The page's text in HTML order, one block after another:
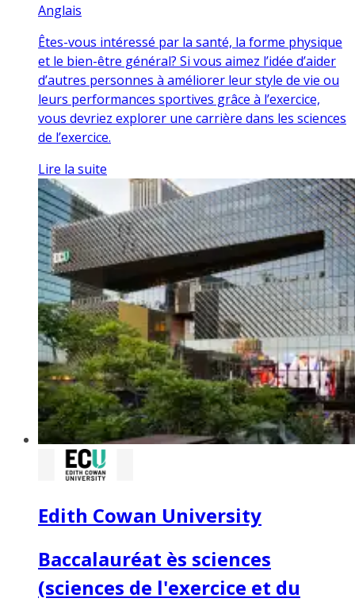
Anglais
Êtes-vous intéressé par la santé, la forme physique
et le bien-être général? Si vous aimez l’idée d’aider
d’autres personnes à améliorer leur style de vie ou
leurs performances sportives grâce à l’exercice,
vous devriez explorer une carrière dans les sciences
de l’exercice.
Lire la suite
Edith Cowan University
Baccalauréat ès sciences
(sciences de l'exercice et du